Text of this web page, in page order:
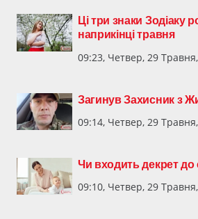
Ці три знаки Зодіаку
наприкінці травня
09:23, Четвер, 29
Загинув Захисник з
09:14, Четвер, 29
Чи входить декрет до
09:10, Четвер, 29